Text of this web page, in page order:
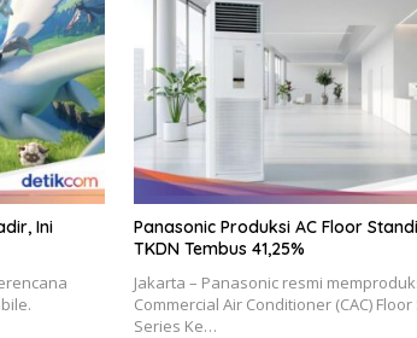
Ini
Panasonic Produksi AC Floor
TKDN Tembus 41,25%
Jakarta – Panasonic resmi
Commercial Air Conditioner (CAC)
Series Ke…